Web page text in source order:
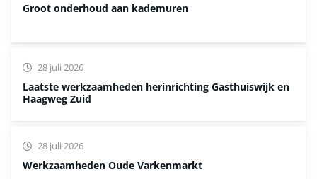
Groot onderhoud aan kademuren
Laatste werkzaamheden herinrichting Gasthuiswijk en
Haagweg Zuid
28 juli 2026
Werkzaamheden Oude Varkenmarkt
28 juli 2026